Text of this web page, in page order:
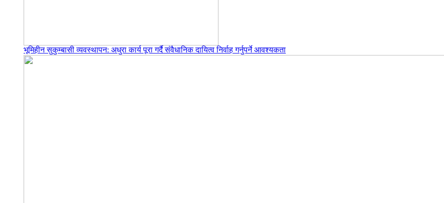
भूमिहीन सुकुम्बासी व्यवस्थापन: अधुरा कार्य पूरा गर्दै संवैधानिक दायित्व निर्वाह गर्नुपर्ने आवश्यकता